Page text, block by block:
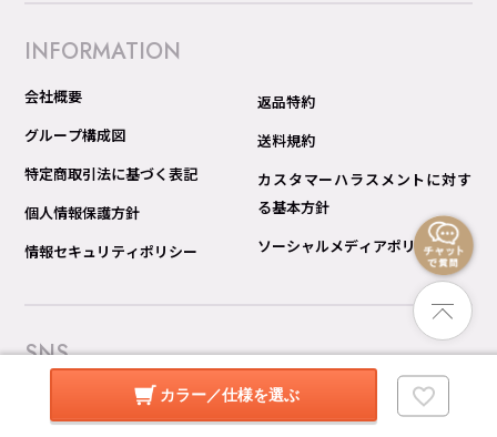
カラー／仕様を選ぶ
INFORMATION
会社概要
グループ構成図
特定商取引法に基づく表記
個人情報保護方針
情報セキュリティポリシー
返品特約
送料規約
カスタマーハラスメントに対す
る基本方針
ソーシャルメディアポリシー
SNS
Instagram
モダンなインテリアやコーディネートのポイントをご紹介してい